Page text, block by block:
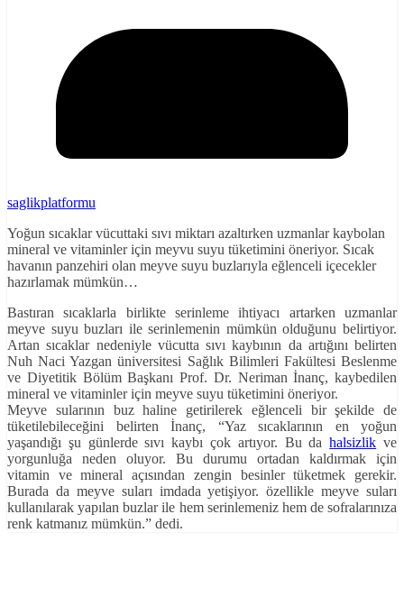
saglikplatformu
Yoğun sıcaklar vücuttaki sıvı miktarı azaltırken uzmanlar kaybolan
mineral ve vitaminler için meyvu suyu tüketimini öneriyor. Sıcak
havanın panzehiri olan meyve suyu buzlarıyla eğlenceli içecekler
hazırlamak mümkün…
Bastıran sıcaklarla birlikte serinleme ihtiyacı artarken uzmanlar
meyve suyu buzları ile serinlemenin mümkün olduğunu belirtiyor.
Artan sıcaklar nedeniyle vücutta sıvı kaybının da artığını belirten
Nuh Naci Yazgan üniversitesi Sağlık Bilimleri Fakültesi Beslenme
ve Diyetitik Bölüm Başkanı Prof. Dr. Neriman İnanç, kaybedilen
mineral ve vitaminler için meyve suyu tüketimini öneriyor.
Meyve sularının buz haline getirilerek eğlenceli bir şekilde de
tüketilebileceğini belirten İnanç, “Yaz sıcaklarının en yoğun
yaşandığı şu günlerde sıvı kaybı çok artıyor. Bu dahalsizlik ve
yorgunluğa neden oluyor. Bu durumu ortadan kaldırmak için
vitamin ve mineral açısından zengin besinler tüketmek gerekir.
Burada da meyve suları imdada yetişiyor. özellikle meyve suları
kullanılarak yapılan buzlar ile hem serinlemeniz hem de sofralarınıza
renk katmanız mümkün.” dedi.